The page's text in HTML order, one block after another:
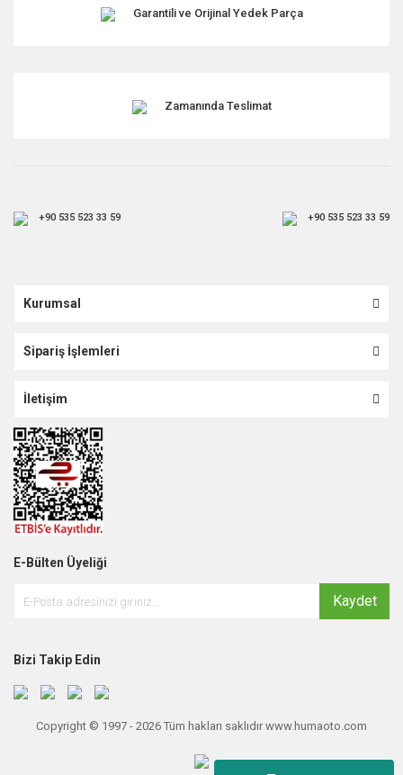
Garantili ve Orijinal Yedek Parça
Zamanında Teslimat
+90 535 523 33 59 +90 535 523 33 59
Kurumsal
Sipariş İşlemleri
İletişim
E-Bülten Üyeliği
Kaydet
Bizi Takip Edin
Copyright © 1997 - 2026 Tüm hakları saklıdır www.humaoto.com